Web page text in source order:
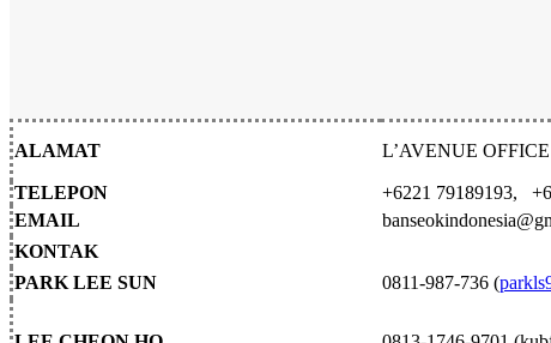
ALAMAT L’AVENUE
TELEPON
+6221 79189193,
EMAIL
KONTAK
PARK LEE SUN
0811-987-736 (